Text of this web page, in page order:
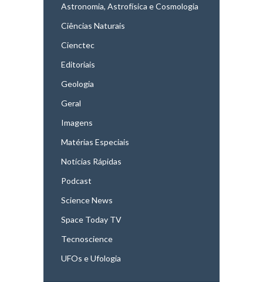
Astronomia, Astrofísica e Cosmologia
Ciências Naturais
Cienctec
Editoriais
Geologia
Geral
Imagens
Matérias Especiais
Notícias Rápidas
Podcast
Science News
Space Today TV
Tecnoscience
UFOs e Ufologia